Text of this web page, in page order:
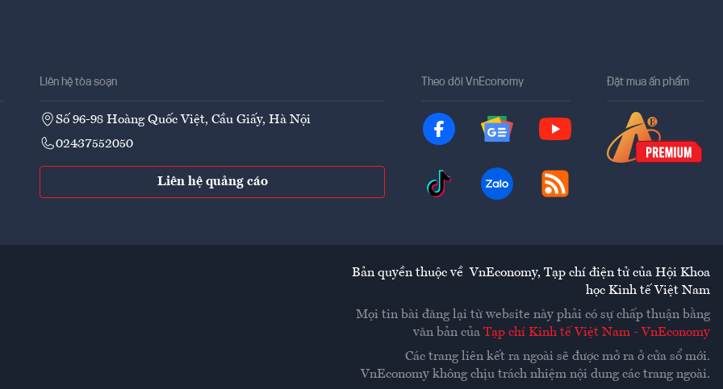
Liên hệ tòa soạn
Số 96-98 Hoàng Quốc Việt, Cầu Giấy, Hà Nội
02437552050
Liên hệ quảng cáo
Theo dõi VnEconomy Đặt mua ấn phẩm
Bản quyền thuộc về VnEconomy, Tạp chí điện tử của Hội Khoa
học Kinh tế Việt Nam
Mọi tin bài đăng lại từ website này phải có sự chấp thuận bằng
văn bản của Tạp chí Kinh tế Việt Nam - VnEconomy
Các trang liên kết ra ngoài sẽ được mở ra ở cửa sổ mới.
VnEconomy không chịu trách nhiệm nội dung các trang ngoài.